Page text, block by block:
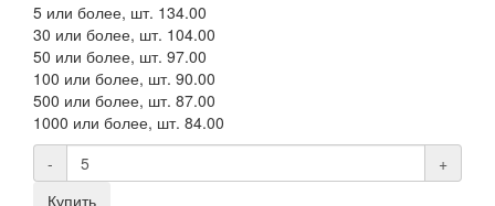
5 или более, шт. 134.00
30 или более, шт. 104.00
50 или более, шт. 97.00
100 или более, шт. 90.00
500 или более, шт. 87.00
1000 или более, шт. 84.00
-
+
Купить